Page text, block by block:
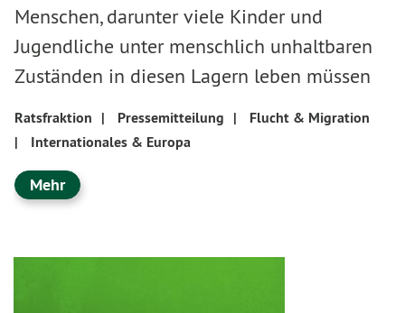
Menschen, darunter viele Kinder und
Jugendliche unter menschlich unhaltbaren
Zuständen in diesen Lagern leben müssen
Ratsfraktion | Pressemitteilung |
Flucht & Migration
|
Internationales & Europa
Mehr